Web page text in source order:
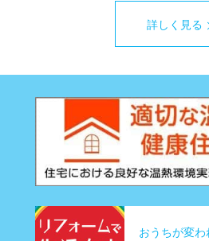
詳しく見る
おうちが変わ